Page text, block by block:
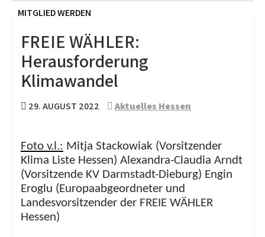
MITGLIED WERDEN
FREIE WÄHLER:
Herausforderung
Klimawandel
29. AUGUST 2022 Aktuelles Hessen
Foto v.l.: Mitja Stackowiak (Vorsitzender
Klima Liste Hessen) Alexandra-Claudia Arndt
(Vorsitzende KV Darmstadt-Dieburg) Engin
Eroglu (Europaabgeordneter und
Landesvorsitzender der FREIE WÄHLER
Hessen)